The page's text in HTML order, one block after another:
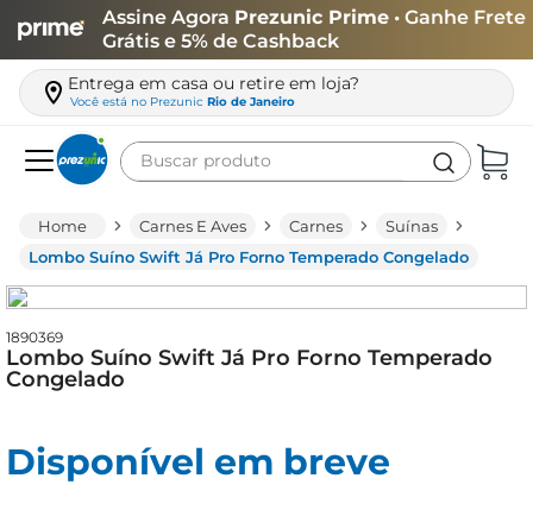
Assine Agora Prezunic Prime • Ganhe Frete
Grátis e 5% de Cashback
Entrega em casa ou retire em loja?
Você está no Prezunic Rio de Janeiro
Buscar produto
Carnes E Aves Carnes
Suínas
Lombo Suíno Swift Já Pro Forno Temperado Congelado
1890369
Lombo Suíno Swift Já Pro Forno Temperado
Congelado
Disponível em breve
leite
queijo
biscoito